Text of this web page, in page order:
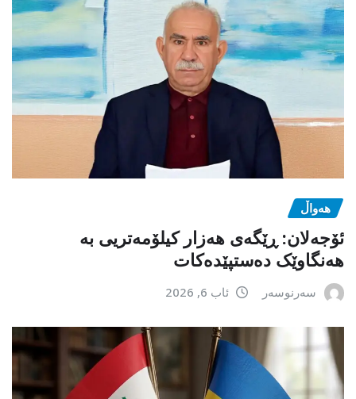
هەواڵ
ئۆجەلان: ڕێگەی هەزار کیلۆمەتریی بە
هەنگاوێک دەستپێدەکات
سەرنوسەر ئاب 6, 2026